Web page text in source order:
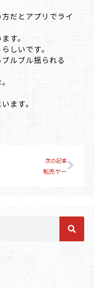
だとアプリでライ
す。
しいです。
ルブル揺られる
ます。
次の記事
転売ヤー